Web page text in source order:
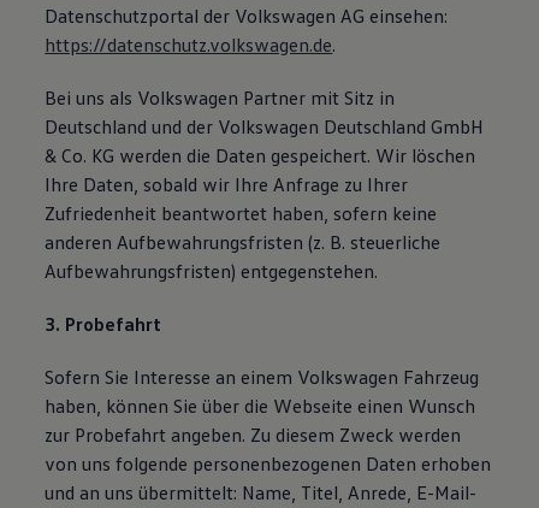
Datenschutzportal der Volkswagen AG einsehen:
https://datenschutz.volkswagen.de.
Bei uns als Volkswagen Partner mit Sitz in
Deutschland und der Volkswagen Deutschland GmbH
& Co. KG werden die Daten gespeichert. Wir löschen
Ihre Daten, sobald wir Ihre Anfrage zu Ihrer
Zufriedenheit beantwortet haben, sofern keine
anderen Aufbewahrungsfristen (z. B. steuerliche
Aufbewahrungsfristen) entgegenstehen.
3. Probefahrt
Sofern Sie Interesse an einem Volkswagen Fahrzeug
haben, können Sie über die Webseite einen Wunsch
zur Probefahrt angeben. Zu diesem Zweck werden
von uns folgende personenbezogenen Daten erhoben
und an uns übermittelt: Name, Titel, Anrede, E-Mail-